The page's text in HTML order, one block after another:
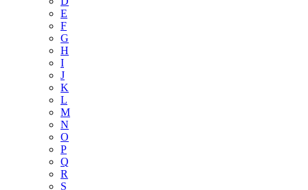
E
F
G
H
I
J
K
L
M
N
O
P
Q
R
S